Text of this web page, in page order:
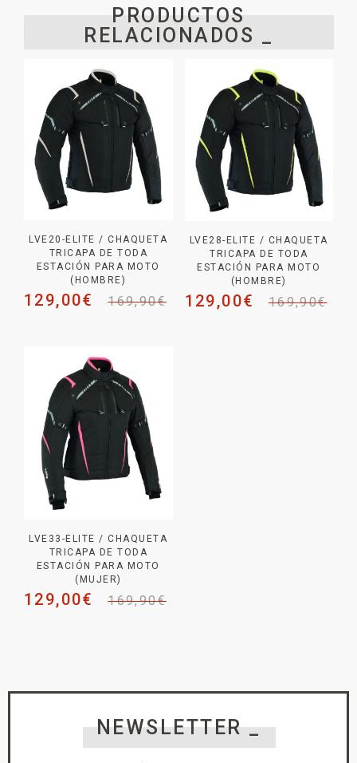
PRODUCTOS
RELACIONADOS _
LVE20-ELITE / CHAQUETA
TRICAPA DE TODA
ESTACIÓN PARA MOTO
(HOMBRE)
169,90€
129,00€
LVE28-ELITE / CHAQUETA
TRICAPA DE TODA
ESTACIÓN PARA MOTO
(HOMBRE)
169,90€
129,00€
LVE33-ELITE / CHAQUETA
TRICAPA DE TODA
ESTACIÓN PARA MOTO
(MUJER)
169,90€
129,00€
NEWSLETTER _